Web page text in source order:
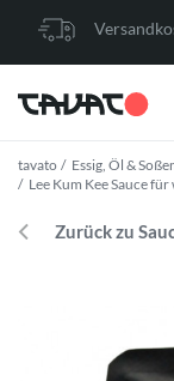
tavato Essig, Öl &
Lee Kum Kee Sauce
Zurück zu